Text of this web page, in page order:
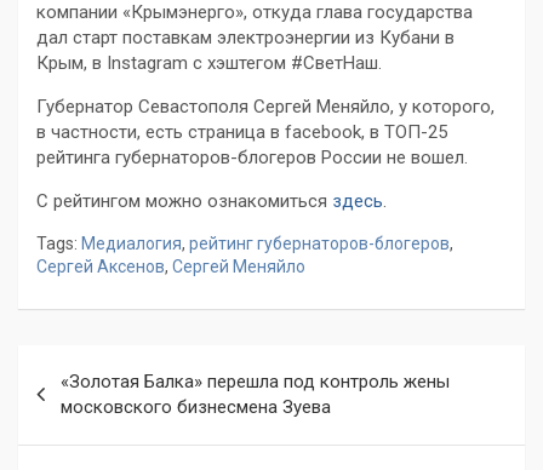
компании «Крымэнерго», откуда глава государства
дал старт поставкам электроэнергии из Кубани в
Крым, в Instagram с хэштегом #СветНаш.
Губернатор Севастополя Сергей Меняйло, у которого,
в частности, есть страница в facebook, в ТОП-25
рейтинга губернаторов-блогеров России не вошел.
С рейтингом можно ознакомиться здесь.
Tags: Медиалогия, рейтинг губернаторов-блогеров,
Сергей Аксенов, Сергей Меняйло
по
записям
«Золотая Балка» перешла под контроль жены
московского бизнесмена Зуева